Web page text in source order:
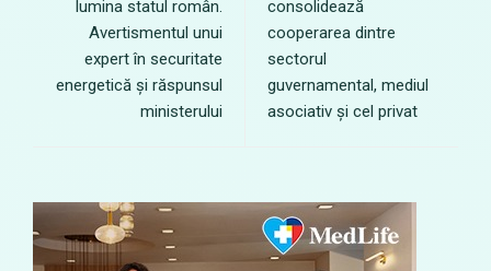
lumina statul român.
Avertismentul unui
expert în securitate
energetică și răspunsul
ministerului
consolidează
cooperarea dintre
sectorul
guvernamental, mediul
asociativ și cel privat